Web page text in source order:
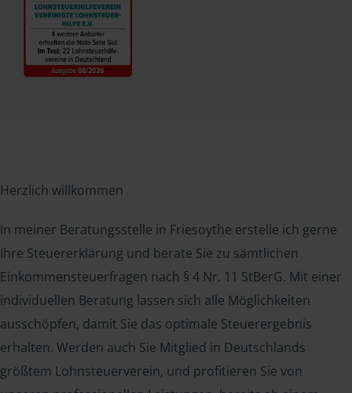
Herzlich willkommen
In meiner Beratungsstelle in Friesoythe erstelle ich gerne
Ihre Steuererklärung und berate Sie zu sämtlichen
Einkommensteuerfragen nach § 4 Nr. 11 StBerG. Mit einer
individuellen Beratung lassen sich alle Möglichkeiten
ausschöpfen, damit Sie das optimale Steuerergebnis
erhalten. Werden auch Sie Mitglied in Deutschlands
größtem Lohnsteuerverein, und profitieren Sie von